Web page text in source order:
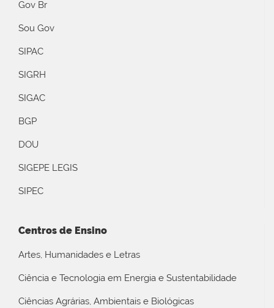
Gov Br
Sou Gov
SIPAC
SIGRH
SIGAC
BGP
DOU
SIGEPE LEGIS
SIPEC
Centros de Ensino
Artes, Humanidades e Letras
Ciência e Tecnologia em Energia e Sustentabilidade
Ciências Agrárias, Ambientais e Biológicas